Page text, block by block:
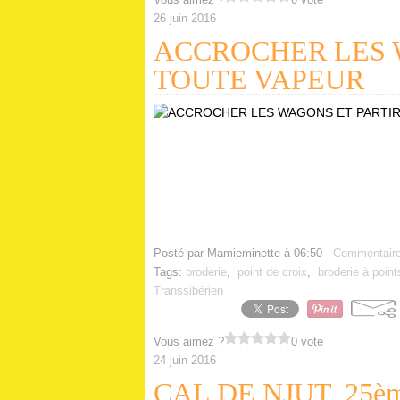
26 juin 2016
ACCROCHER LES
TOUTE VAPEUR
Posté par Mamieminette à 06:50 -
Tags: broderie, point de croix, broderie à
Transsibérien
Vous aimez ?
0 vote
24 juin 2016
CAL DE NJUT,